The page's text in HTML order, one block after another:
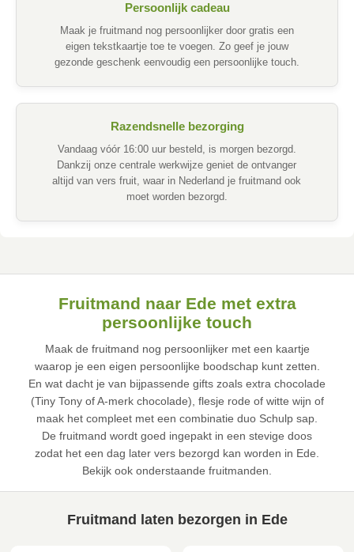
Persoonlijk cadeau
Maak je fruitmand nog persoonlijker door gratis een
eigen tekstkaartje toe te voegen. Zo geef je jouw
gezonde geschenk eenvoudig een persoonlijke touch.
Razendsnelle bezorging
Vandaag vóór 16:00 uur besteld, is morgen bezorgd.
Dankzij onze centrale werkwijze geniet de ontvanger
altijd van vers fruit, waar in Nederland je fruitmand ook
moet worden bezorgd.
Fruitmand naar Ede met extra
persoonlijke touch
Maak de fruitmand nog persoonlijker met een kaartje
waarop je een eigen persoonlijke boodschap kunt zetten.
En wat dacht je van bijpassende gifts zoals extra chocolade
(Tiny Tony of A-merk chocolade), flesje rode of witte wijn of
maak het compleet met een combinatie duo Schulp sap.
De fruitmand wordt goed ingepakt in een stevige doos
zodat het een dag later vers bezorgd kan worden in Ede.
Bekijk ook onderstaande fruitmanden.
Fruitmand laten bezorgen in Ede